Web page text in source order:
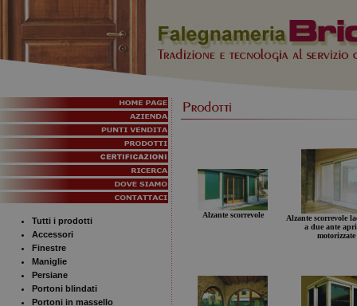
Tutti i prodotti
Accessori
Finestre
Maniglie
Persiane
Portoni blindati
Portoni in massello
Alzante scorrevole
Alzante scorrevole
a due ante
motorizzate